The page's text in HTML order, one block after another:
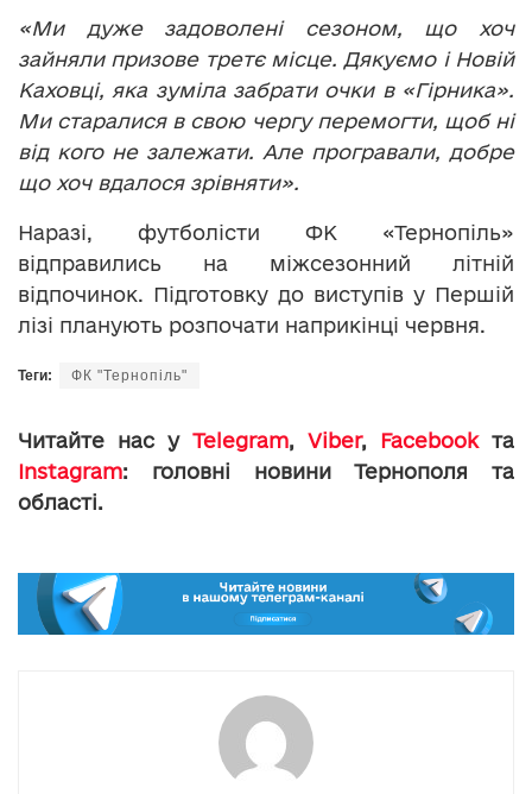
«Ми дуже задоволені сезоном, що хоч
зайняли призове третє місце. Дякуємо і Новій
Каховці, яка зуміла забрати очки в «Гірника».
Ми старалися в свою чергу перемогти, щоб ні
від кого не залежати. Але програвали, добре
що хоч вдалося зрівняти».
Наразі, футболісти ФК «Тернопіль»
відправились на міжсезонний літній
відпочинок. Підготовку до виступів у Першій
лізі планують розпочати наприкінці червня.
Теги: ФК "Тернопіль"
Читайте нас у Telegram, Viber, Facebookта
Instagram: головні новини Тернополя та
області.